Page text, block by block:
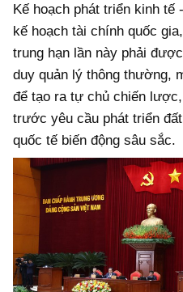
Kế hoạch phát triển kinh tế
kế hoạch tài chính quốc
trung hạn lần này phải
duy quản lý thông thường,
để tạo ra tự chủ chiến
trước yêu cầu phát triển
quốc tế biến động sâu sắc.